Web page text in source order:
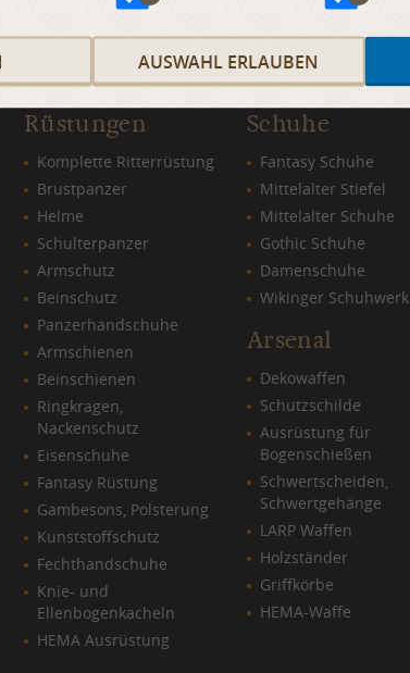
Rüstungen
Komplette Ritterrüstung
Brustpanzer
Helme
Schulterpanzer
Armschutz
Beinschutz
Panzerhandschuhe
Armschienen
Beinschienen
Ringkragen,
Nackenschutz
Eisenschuhe
Fantasy Rüstung
Gambesons, Polsterung
Kunststoffschutz
Fechthandschuhe
Knie- und
Ellenbogenkacheln
HEMA Ausrüstung
Schuhe
Fantasy Schuhe
Mittelalter Stiefel
Mittelalter Schuhe
Gothic Schuhe
Damenschuhe
Wikinger Schuhwerk
Arsenal
Dekowaffen
Schutzschilde
Ausrüstung für
Bogenschießen
Schwertscheiden,
Schwertgehänge
LARP Waffen
Holzständer
Griffkörbe
HEMA-Waffe
AUSWAHL ERLAUBEN